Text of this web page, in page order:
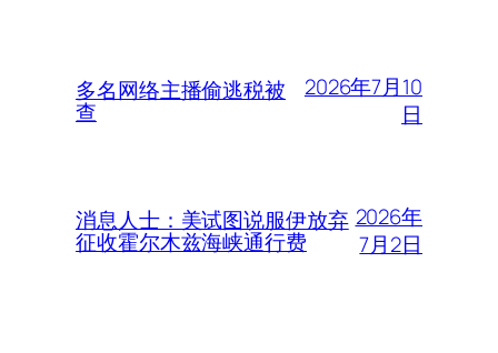
多名网络主播偷逃税被
查
2026年7月10
日
消息人士：美试图说服伊放弃
征收霍尔木兹海峡通行费
2026年
7月2日